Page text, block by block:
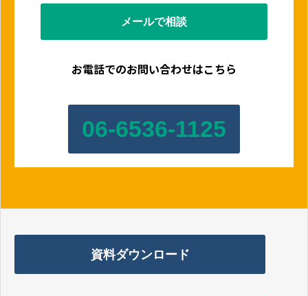
メールで相談
お電話でのお問い合わせはこちら
06-6536-1125
資料ダウンロード